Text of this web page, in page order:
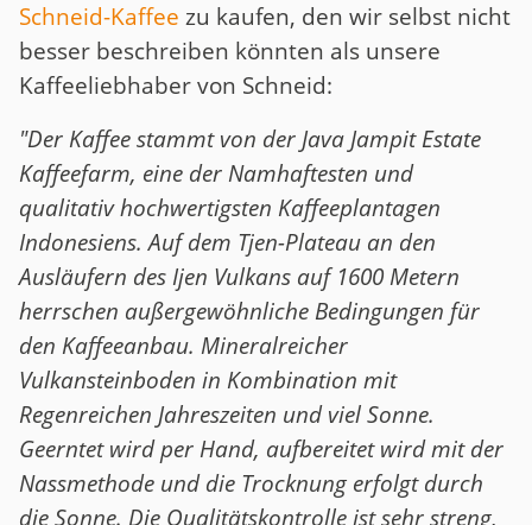
Schneid-Kaffee zu kaufen, den wir selbst nicht
besser beschreiben könnten als unsere
Kaffeeliebhaber von Schneid:
"Der Kaffee stammt von der Java Jampit Estate
Kaffeefarm, eine der Namhaftesten und
qualitativ hochwertigsten Kaffeeplantagen
Indonesiens. Auf dem Tjen-Plateau an den
Ausläufern des Ijen Vulkans auf 1600 Metern
herrschen außergewöhnliche Bedingungen für
den Kaffeeanbau. Mineralreicher
Vulkansteinboden in Kombination mit
Regenreichen Jahreszeiten und viel Sonne.
Geerntet wird per Hand, aufbereitet wird mit der
Nassmethode und die Trocknung erfolgt durch
die Sonne. Die Qualitätskontrolle ist sehr streng,